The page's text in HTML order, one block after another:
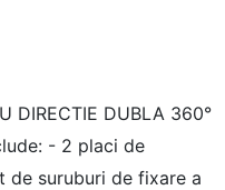
DIRECTIE DUBLA 360°
- 2 placi de
suruburi de fixare a